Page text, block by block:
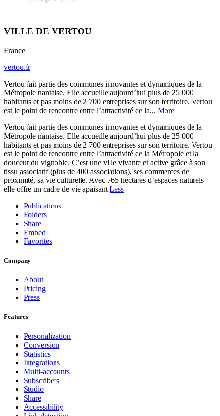
VILLE DE VERTOU
France
vertou.fr
Vertou fait partie des communes innovantes et dynamiques de la
Métropole nantaise. Elle accueille aujourd’hui plus de 25 000
habitants et pas moins de 2 700 entreprises sur son territoire. Vertou
est le point de rencontre entre l’attractivité de la... More
Vertou fait partie des communes innovantes et dynamiques de la
Métropole nantaise. Elle accueille aujourd’hui plus de 25 000
habitants et pas moins de 2 700 entreprises sur son territoire. Vertou
est le point de rencontre entre l’attractivité de la Métropole et la
douceur du vignoble. C’est une ville vivante et active grâce à son
tissu associatif (plus de 400 associations), ses commerces de
proximité, sa vie culturelle. Avec 765 hectares d’espaces naturels
elle offre un cadre de vie apaisant Less
Publications
Folders
Share
Embed
Favorites
Company
About
Pricing
Press
Features
Personalization
Conversion
Statistics
Integrations
Multi-accounts
Subscribers
Studio
Share
Accessibility